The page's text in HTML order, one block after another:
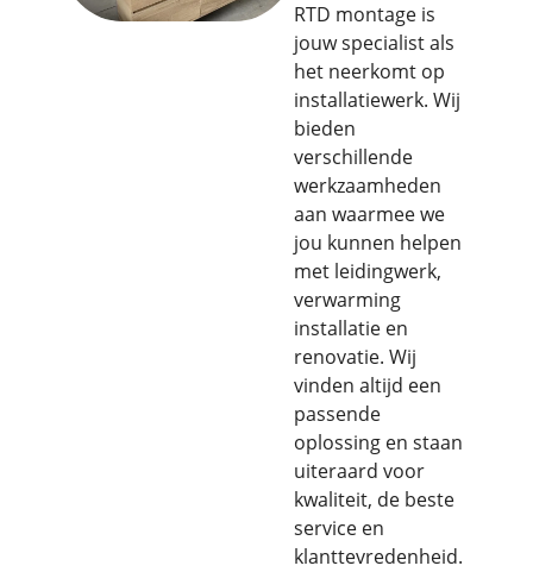
RTD montage is
jouw specialist als
het neerkomt op
installatiewerk. Wij
bieden
verschillende
werkzaamheden
aan waarmee we
jou kunnen helpen
met leidingwerk,
verwarming
installatie en
renovatie. Wij
vinden altijd een
passende
oplossing en staan
uiteraard voor
kwaliteit, de beste
service en
klanttevredenheid.